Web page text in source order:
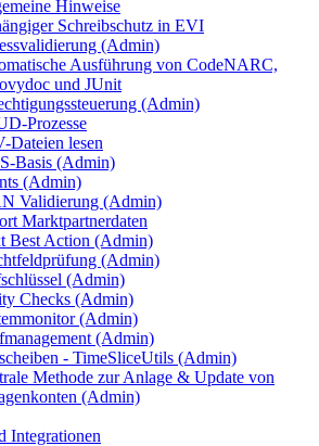
Hinweise
Schreibschutz in EVI
(Admin)
Ausführung von CodeNARC,
und JUnit
(Admin)
Prozesse
Dateien lesen
Basis (Admin)
(Admin)
Validierung (Admin)
Marktpartnerdaten
Best Action (Admin)
(Admin)
(Admin)
Checks (Admin)
(Admin)
(Admin)
- TimeSliceUtils (Admin)
Methode zur Anlage & Update von
(Admin)
Integrationen